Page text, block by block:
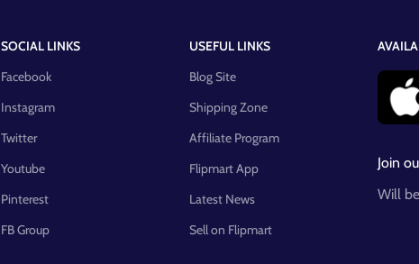
SOCIAL LINKS
Facebook
Instagram
Twitter
Youtube
Pinterest
FB Group
USEFUL LINKS
Blog Site
Shipping Zone
Affiliate Program
Flipmart App
Latest News
Sell on Flipmart
Join
Will